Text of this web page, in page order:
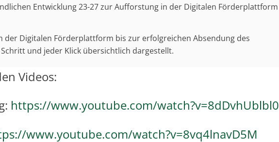
Entwicklung 23-27 zur Aufforstung in der Digitalen Förderplattform
der Digitalen Förderplattform bis zur erfolgreichen Absendung des
und jeder Klick übersichtlich dargestellt.
Videos:
https://www.youtube.com/watch?v=8dDvhUblbl0
www.youtube.com/watch?v=8vq4lnavD5M